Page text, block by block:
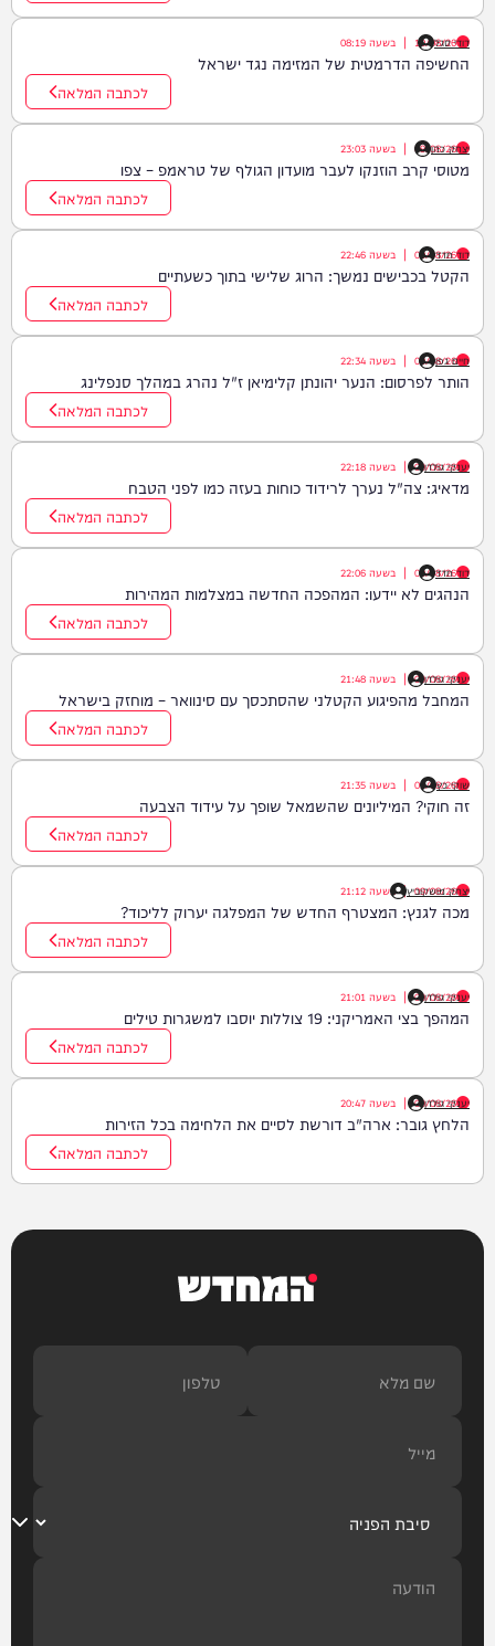
דודי סגל
10/08/26
| בשעה 08:19
החשיפה הדרמטית של המזימה נגד ישראל
לכתבה המלאה
יצחק כהן
09/08/26
| בשעה 23:03
מטוסי קרב הוזנקו לעבר מועדון הגולף של טראמפ – צפו
לכתבה המלאה
דוד חדד
09/08/26
| בשעה 22:46
הקטל בכבישים נמשך: הרוג שלישי בתוך כשעתיים
לכתבה המלאה
חיים גפן
09/08/26
| בשעה 22:34
הותר לפרסום: הנער יהונתן קלימיאן ז"ל נהרג במהלך סנפלינג
לכתבה המלאה
יענקי גולדן
09/08/26
| בשעה 22:18
מדאיג: צה"ל נערך לרידוד כוחות בעזה כמו לפני הטבח
לכתבה המלאה
דוד חדד
09/08/26
| בשעה 22:06
הנהגים לא יידעו: המהפכה החדשה במצלמות המהירות
לכתבה המלאה
יענקי גולדן
09/08/26
| בשעה 21:48
המחבל מהפיגוע הקטלני שהסתכסך עם סינוואר – מוחזק בישראל
לכתבה המלאה
שוקי כץ
09/08/26
| בשעה 21:35
זה חוקי? המיליונים שהשמאל שופך על עידוד הצבעה
לכתבה המלאה
יצחק מושקוביץ
09/08/26
| בשעה 21:12
מכה לגנץ: המצטרף החדש של המפלגה יערוק לליכוד?
לכתבה המלאה
יענקי גולדן
09/08/26
| בשעה 21:01
המהפך בצי האמריקני: 19 צוללות יוסבו למשגרות טילים
לכתבה המלאה
יענקי גולדן
09/08/26
| בשעה 20:47
הלחץ גובר: ארה"ב דורשת לסיים את הלחימה בכל הזירות
לכתבה המלאה
המחדש